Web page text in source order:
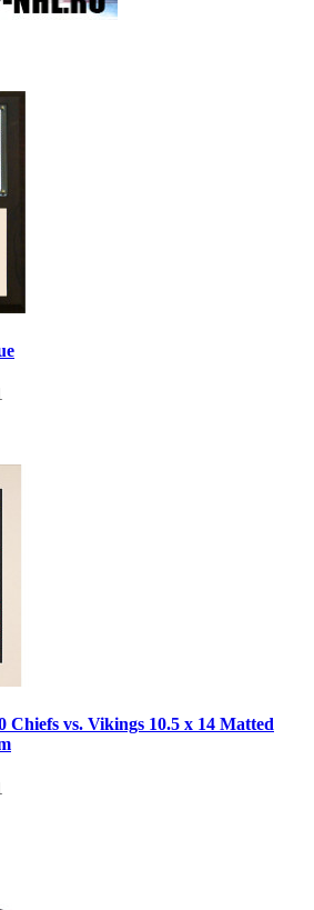
Chiefs vs. Vikings 10.5 x 14 Matted